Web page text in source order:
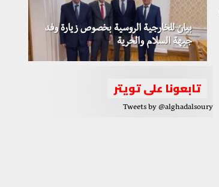
بيان للخارجية الروسية بخصوص زيارة وفد
جبهة السلام والحرية
تابعونا على تويتر
Tweets by @alghadalsoury